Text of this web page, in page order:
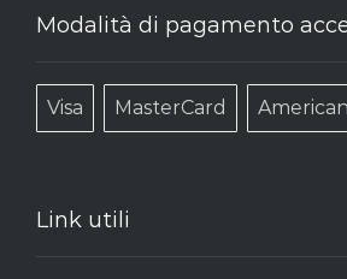
Modalità di pagamento
Visa MasterCard
Link utili